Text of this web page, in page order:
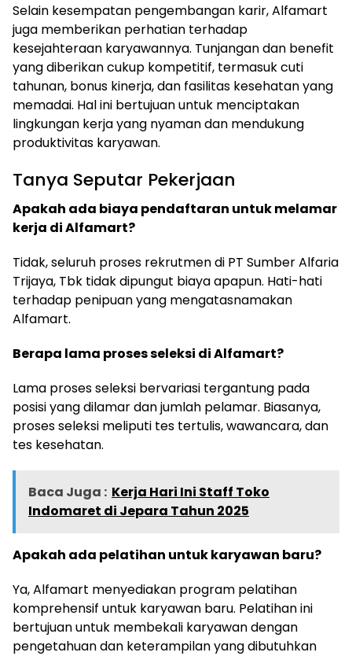
Selain kesempatan pengembangan karir, Alfamart
juga memberikan perhatian terhadap
kesejahteraan karyawannya. Tunjangan dan benefit
yang diberikan cukup kompetitif, termasuk cuti
tahunan, bonus kinerja, dan fasilitas kesehatan yang
memadai. Hal ini bertujuan untuk menciptakan
lingkungan kerja yang nyaman dan mendukung
produktivitas karyawan.
Tanya Seputar Pekerjaan
Apakah ada biaya pendaftaran untuk melamar
kerja di Alfamart?
Tidak, seluruh proses rekrutmen di PT Sumber Alfaria
Trijaya, Tbk tidak dipungut biaya apapun. Hati-hati
terhadap penipuan yang mengatasnamakan
Alfamart.
Berapa lama proses seleksi di Alfamart?
Lama proses seleksi bervariasi tergantung pada
posisi yang dilamar dan jumlah pelamar. Biasanya,
proses seleksi meliputi tes tertulis, wawancara, dan
tes kesehatan.
Baca Juga : Kerja Hari Ini Staff Toko
Indomaret di Jepara Tahun 2025
Apakah ada pelatihan untuk karyawan baru?
Ya, Alfamart menyediakan program pelatihan
komprehensif untuk karyawan baru. Pelatihan ini
bertujuan untuk membekali karyawan dengan
pengetahuan dan keterampilan yang dibutuhkan